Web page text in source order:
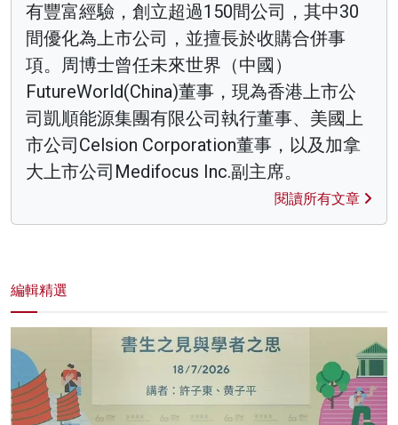
有豐富經驗，創立超過150間公司，其中30
間優化為上市公司，並擅長於收購合併事
項。周博士曾任未來世界（中國）
FutureWorld(China)董事，現為香港上市公
司凱順能源集團有限公司執行董事、美國上
市公司Celsion Corporation董事，以及加拿
大上市公司Medifocus Inc.副主席。
閱讀所有文章
編輯精選